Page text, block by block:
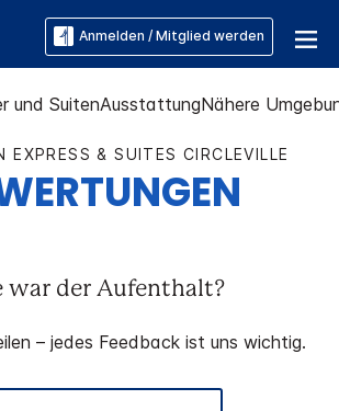
Anmelden / Mitglied werden
und SuitenAusstattungNähere
EXPRESS & SUITES CIRCLEVILLE
war der Aufenthalt?
– jedes Feedback ist uns wichtig.